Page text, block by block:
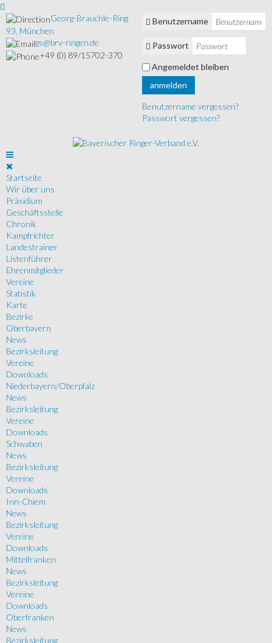
Georg-Brauchle-Ring
93, München
gs@brv-ringen.de
+49 (0) 89/15702-370
Benutzername
Passwort
Angemeldet bleiben
anmelden
Benutzername vergessen?
Passwort vergessen?
Startseite
Wir über uns
Präsidium
Geschäftsstelle
Chronik
Kampfrichter
Landestrainer
Listenführer
Ehrenmitglieder
Vereine
Statistik
Karte
Bezirke
Oberbayern
News
Bezirksleitung
Vereine
Downloads
Niederbayern/Oberpfalz
News
Bezirksleitung
Vereine
Downloads
Schwaben
News
Bezirksleitung
Vereine
Downloads
Inn-Chiem
News
Bezirksleitung
Vereine
Downloads
Mittelfranken
News
Bezirksleitung
Vereine
Downloads
Oberfranken
News
Bezirksleitung